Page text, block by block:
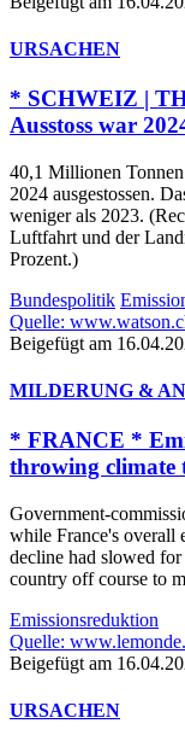
URSACHEN
* SCHWEIZ |
Ausstoss war
40,1 Millionen
2024 ausgestossen.
weniger als 2023.
Luftfahrt und der
Prozent.)
Bundespolitik
Quelle:
Beigefügt am
MILDERUNG &
* FRANCE *
throwing climate
Government-
while France's overall
decline had slowed
country off course to
Emissionsreduktion
Quelle:
Beigefügt am
URSACHEN